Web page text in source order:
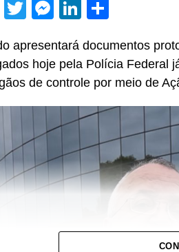
Facebook
TwitterMessenger
LinkedIn
apresentará documentos
hoje pela Polícia Federal
de controle por meio de